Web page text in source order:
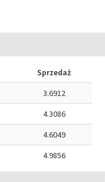
Sprzedaż
3.6912
4.3086
4.6049
4.9856